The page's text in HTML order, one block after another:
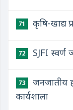
71 कृषि-खाद्य
72 SJFI स्वर्ण
73
जनजातीय
कार्यशाला